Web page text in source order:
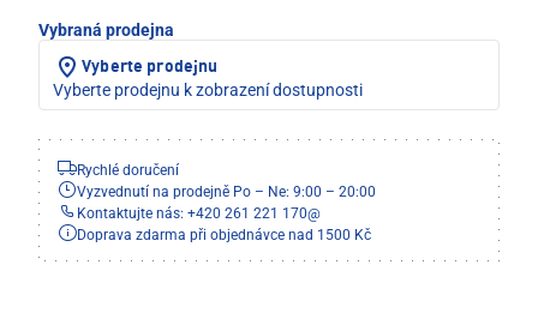
Vybraná prodejna
Vyberte prodejnu
Vyberte prodejnu k zobrazení dostupnosti
Rychlé doručení
Vyzvednutí na prodejně Po – Ne: 9:00 – 20:00
Kontaktujte nás: +420 261 221 170@
Doprava zdarma při objednávce nad 1500 Kč